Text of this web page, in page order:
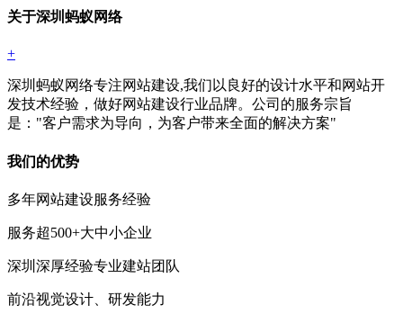
关于深圳蚂蚁网络
+
深圳蚂蚁网络专注网站建设,我们以良好的设计水平和网站开
发技术经验，做好网站建设行业品牌。公司的服务宗旨
是："客户需求为导向，为客户带来全面的解决方案"
我们的优势
多年网站建设服务经验
服务超500+大中小企业
深圳深厚经验专业建站团队
前沿视觉设计、研发能力